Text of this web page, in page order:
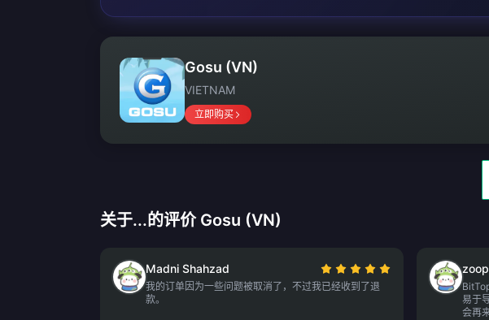
Gosu (VN)
VIETNAM
立即购买
关于...的评价 Gosu (VN)
Madni Shahzad
我的订单因为一些问题被取消了，不过我已经收到了退
款。
易于
会再